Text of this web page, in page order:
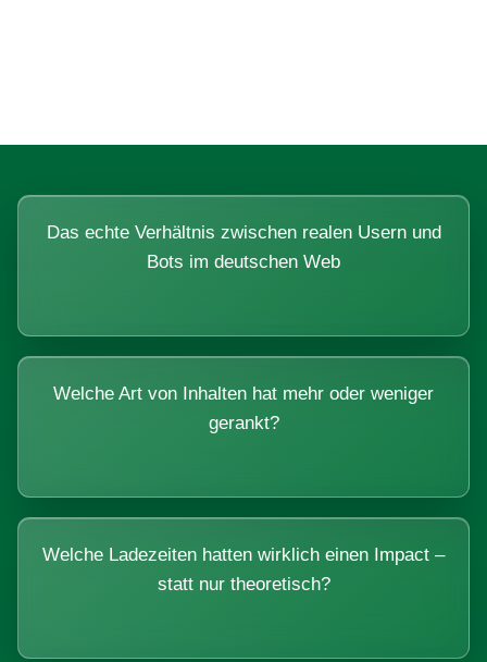
Das echte Verhältnis zwischen realen Usern und
Bots im deutschen Web
Welche Art von Inhalten hat mehr oder weniger
gerankt?
Welche Ladezeiten hatten wirklich einen Impact –
statt nur theoretisch?